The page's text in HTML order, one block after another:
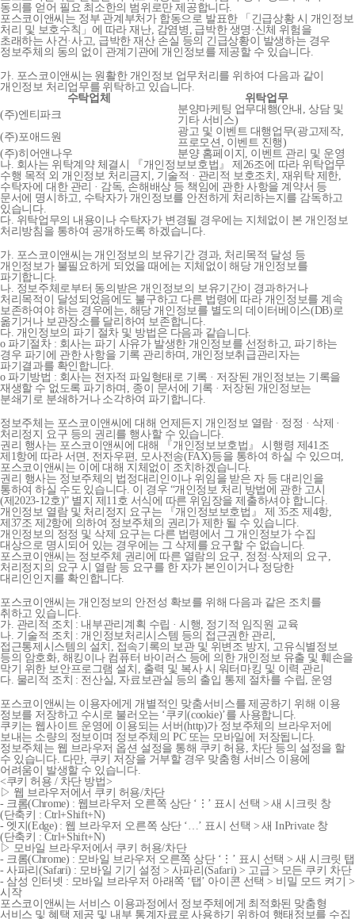
동의를 얻어 필요 최소한의 범위로만 제공합니다.
포스코이앤씨는 정부 관계부처가 합동으로 발표한 「긴급상황 시 개인정보
처리 및 보호수칙」에 따라 재난, 감염병, 급박한 생명·신체 위험을
초래하는 사건·사고, 급박한 재산 손실 등의 긴급상황이 발생하는 경우
정보주체의 동의 없이 관계기관에 개인정보를 제공할 수 있습니다.
가. 포스코이앤씨는 원활한 개인정보 업무처리를 위하여 다음과 같이
개인정보 처리업무를 위탁하고 있습니다.
수탁업체
위탁업무
(주)엔티파크
분양마케팅 업무대행(안내, 상담 및
기타 서비스)
(주)포애드원
광고 및 이벤트 대행업무(광고제작,
프로모션, 이벤트 진행)
(주)히어앤나우
분양 홈페이지, 이벤트 관리 및 운영
나. 회사는 위탁계약 체결시 『개인정보보호법』 제26조에 따라 위탁업무
수행 목적 외 개인정보 처리금지, 기술적 · 관리적 보호조치, 재위탁 제한,
수탁자에 대한 관리 · 감독, 손해배상 등 책임에 관한 사항을 계약서 등
문서에 명시하고, 수탁자가 개인정보를 안전하게 처리하는지를 감독하고
있습니다.
다. 위탁업무의 내용이나 수탁자가 변경될 경우에는 지체없이 본 개인정보
처리방침을 통하여 공개하도록 하겠습니다.
가. 포스코이앤씨는 개인정보의 보유기간 경과, 처리목적 달성 등
개인정보가 불필요하게 되었을 때에는 지체없이 해당 개인정보를
파기합니다.
나. 정보주체로부터 동의받은 개인정보의 보유기간이 경과하거나
처리목적이 달성되었음에도 불구하고 다른 법령에 따라 개인정보를 계속
보존하여야 하는 경우에는, 해당 개인정보를 별도의 데이터베이스(DB)로
옮기거나 보관장소를 달리하여 보존합니다.
다. 개인정보의 파기 절차 및 방법은 다음과 같습니다.
o 파기절차 : 회사는 파기 사유가 발생한 개인정보를 선정하고, 파기하는
경우 파기에 관한 사항을 기록 관리하며, 개인정보취급관리자는
파기결과를 확인합니다.
o 파기방법 : 회사는 전자적 파일형태로 기록 · 저장된 개인정보는 기록을
재생할 수 없도록 파기하며, 종이 문서에 기록 · 저장된 개인정보는
분쇄기로 분쇄하거나 소각하여 파기합니다.
정보주체는 포스코이앤씨에 대해 언제든지 개인정보 열람 · 정정 · 삭제 ·
처리정지 요구 등의 권리를 행사할 수 있습니다.
권리 행사는 포스코이앤씨에 대해 『개인정보보호법』 시행령 제41조
제1항에 따라 서면, 전자우편, 모사전송(FAX)등을 통하여 하실 수 있으며,
포스코이앤씨는 이에 대해 지체없이 조치하겠습니다.
권리 행사는 정보주체의 법정대리인이나 위임을 받은 자 등 대리인을
통하여 하실 수도 있습니다. 이 경우 “개인정보 처리 방법에 관한 고시
(제2023-12호)” 별지 제11호 서식에 따른 위임장을 제출하셔야 합니다.
개인정보 열람 및 처리정지 요구는 『개인정보보호법』 제 35조 제4항,
제37조 제2항에 의하여 정보주체의 권리가 제한 될 수 있습니다.
개인정보의 정정 및 삭제 요구는 다른 법령에서 그 개인정보가 수집
대상으로 명시되어 있는 경우에는 그 삭제를 요구할 수 없습니다.
포스코이앤씨는 정보주체 권리에 따른 열람의 요구, 정정·삭제의 요구,
처리정지의 요구 시 열람 등 요구를 한 자가 본인이거나 정당한
대리인인지를 확인합니다.
포스코이앤씨는 개인정보의 안전성 확보를 위해 다음과 같은 조치를
취하고 있습니다.
가. 관리적 조치 : 내부관리계획 수립 · 시행, 정기적 임직원 교육
나. 기술적 조치 : 개인정보처리시스템 등의 접근권한 관리,
접근통제시스템의 설치, 접속기록의 보관 및 위변조 방지, 고유식별정보
등의 암호화, 해킹이나 컴퓨터 바이러스 등에 의한 개인정보 유출 및 훼손을
막기 위한 보안프로그램 설치, 출력 및 복사 시 워터마킹 및 이력 관리
다. 물리적 조치 : 전산실, 자료보관실 등의 출입 통제 절차를 수립, 운영
포스코이앤씨는 이용자에게 개별적인 맞춤서비스를 제공하기 위해 이용
정보를 저장하고 수시로 불러오는 ‘쿠키(cookie)’를 사용합니다.
쿠키는 웹사이트 운영에 이용되는 서버(http)가 정보주체의 브라우저에
보내는 소량의 정보이며 정보주체의 PC 또는 모바일에 저장됩니다.
정보주체는 웹 브라우저 옵션 설정을 통해 쿠키 허용, 차단 등의 설정을 할
수 있습니다. 다만, 쿠키 저장을 거부할 경우 맞춤형 서비스 이용에
어려움이 발생할 수 있습니다.
<쿠키 허용 / 차단 방법>
▷ 웹 브라우저에서 쿠키 허용/차단
- 크롬(Chrome) : 웹브라우저 오른쪽 상단 ‘⋮’ 표시 선택 > 새 시크릿 창
(단축키 : Ctrl+Shift+N)
- 엣지(Edge) : 웹 브라우저 오른쪽 상단 ‘…’ 표시 선택 > 새 InPrivate 창
(단축키 : Ctrl+Shift+N)
▷ 모바일 브라우저에서 쿠키 허용/차단
- 크롬(Chrome) : 모바일 브라우저 오른쪽 상단 ‘⋮’ 표시 선택 > 새 시크릿 탭
- 사파리(Safari) : 모바일 기기 설정 > 사파리(Safari) > 고급 > 모든 쿠키 차단
- 삼성 인터넷 : 모바일 브라우저 아래쪽 ‘탭’ 아이콘 선택 > 비밀 모드 켜기 >
시작
포스코이앤씨는 서비스 이용과정에서 정보주체에게 최적화된 맞춤형
서비스 및 혜택 제공 및 내부 통계자료로 사용하기 위하여 행태정보를 수집